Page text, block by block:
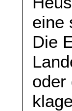
eine
Die
oder